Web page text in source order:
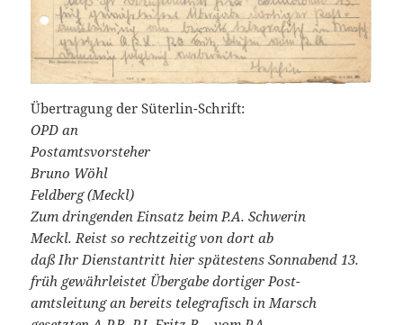
Übertragung der Süterlin-Schrift:
OPD an
Postamtsvorsteher
Bruno Wöhl
Feldberg (Meckl)
Zum dringenden Einsatz beim P.A. Schwerin
Meckl. Reist so rechtzeitig von dort ab
daß Ihr Dienstantritt hier spätestens Sonnabend 13.
früh gewährleistet Übergabe dortiger Post-
amtsleitung an bereits telegrafisch in Marsch